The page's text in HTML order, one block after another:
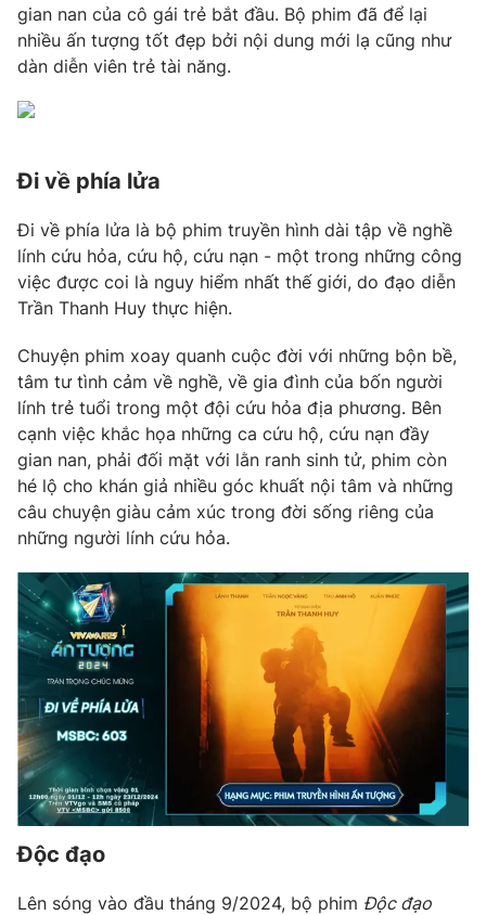
VTV4 Vươn mình bằng AI
VTV9
Liên hệ tòa soạn
THỜI BÁO VTV
Theo dõi báo trên
Cơ quan chủ quản:Đài Truyền hình Việt Nam
Cơ quan báo chí: Thời báo VTV
Giấy phép hoạt động báo in và báo điện tử số 483/GP-BTTTT
cấp ngày 29/12/2023
Tổng Biên tập:Vũ Thanh Thủy
Phó Tổng Biên tập: Nguyễn Thị Mỹ Hạnh, Phạm Quốc Thắng,
Nguyễn Trọng Ninh
Tổng đài VTV:
024.38 355 931 - 024.38 355 932
Ðiện thoại Thời báo VTV:024.66 897 897
Email:toasoan@vtv.vn
Liên hệ quảng cáo:
024-7300.7108
gian nan của cô gái trẻ bắt đầu. Bộ phim đã để lại
nhiều ấn tượng tốt đẹp bởi nội dung mới lạ cũng như
dàn diễn viên trẻ tài năng.
Đi về phía lửa
Đi về phía lửa là bộ phim truyền hình dài tập về nghề
lính cứu hỏa, cứu hộ, cứu nạn - một trong những công
việc được coi là nguy hiểm nhất thế giới, do đạo diễn
Trần Thanh Huy thực hiện.
Chuyện phim xoay quanh cuộc đời với những bộn bề,
tâm tư tình cảm về nghề, về gia đình của bốn người
lính trẻ tuổi trong một đội cứu hỏa địa phương. Bên
cạnh việc khắc họa những ca cứu hộ, cứu nạn đầy
gian nan, phải đối mặt với lằn ranh sinh tử, phim còn
hé lộ cho khán giả nhiều góc khuất nội tâm và những
câu chuyện giàu cảm xúc trong đời sống riêng của
những người lính cứu hỏa.
Độc đạo
Lên sóng vào đầu tháng 9/2024, bộ phim Độc đạo